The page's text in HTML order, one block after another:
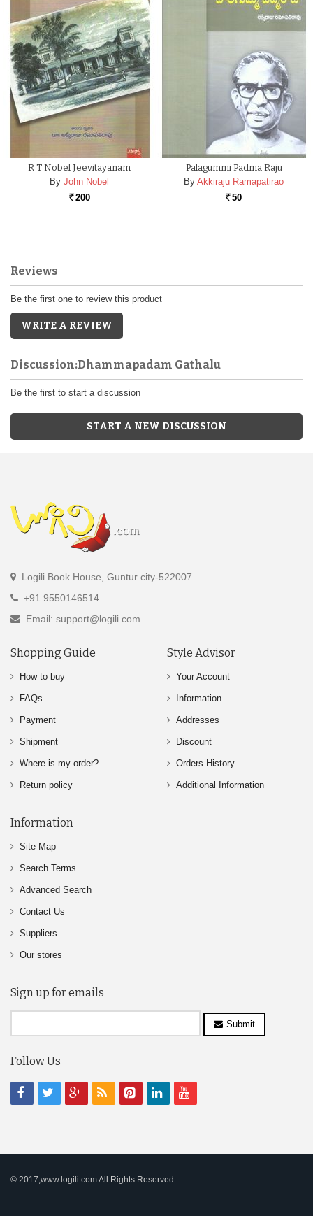
R T Nobel Jeevitayanam
By John Nobel
Rs. 200
Palagummi Padma Raju
By Akkiraju Ramapatirao
Rs. 50
Reviews
Be the first one to review this product
WRITE A REVIEW
Discussion:Dhammapadam Gathalu
Be the first to start a discussion
START A NEW DISCUSSION
Logili Book House, Guntur city-522007
+91 9550146514
Email: support@logili.com
Shopping Guide
How to buy
FAQs
Payment
Shipment
Where is my order?
Return policy
Style Advisor
Your Account
Information
Addresses
Discount
Orders History
Additional Information
Information
Site Map
Search Terms
Advanced Search
Contact Us
Suppliers
Our stores
Sign up for emails
Submit
Follow Us
© 2017,www.logili.com All Rights Reserved.